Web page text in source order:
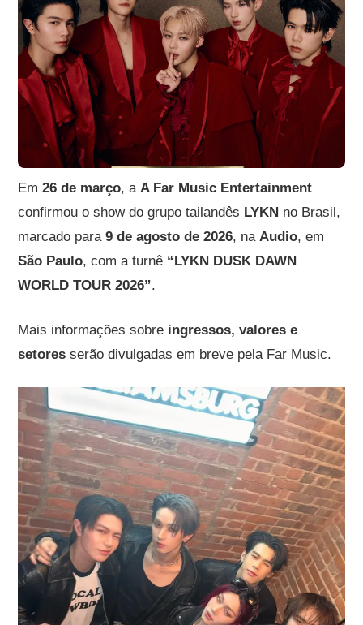
Em26 de março, aA Far Music Entertainment
confirmou o show do grupo tailandês LYKN no Brasil,
marcado para9 de agosto de 2026, naAudio, em
São Paulo, com a turnê “LYKN DUSK DAWN
WORLD TOUR 2026”.
Mais informações sobre ingressos, valores e
setores serão divulgadas em breve pela Far Music.